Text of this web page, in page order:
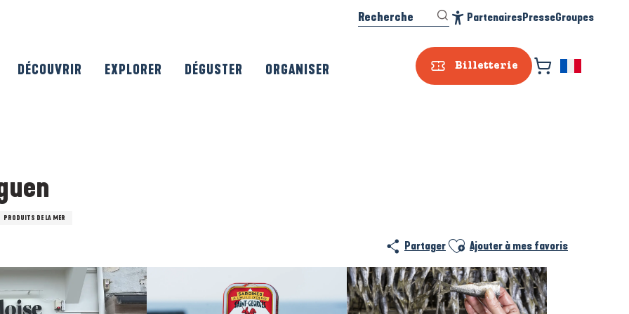
Billetterie
Recherche PartenairesPresseGroupes
DÉCOUVRIR EXPLORER DÉGUSTER ORGANISER
PRODUITS DE LA MER
Partager Ajouter aux favoris
Ajouter à mes favoris